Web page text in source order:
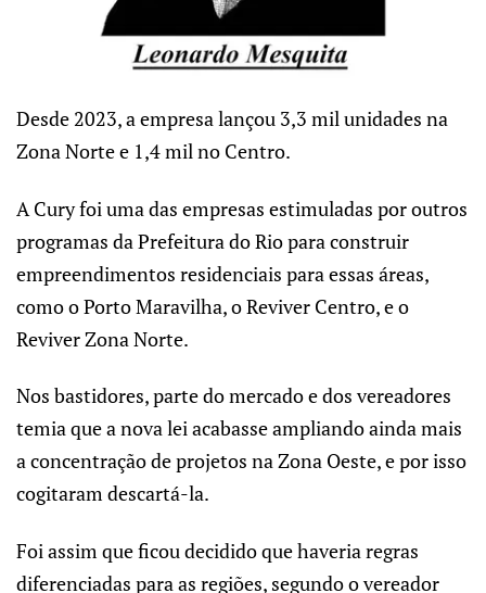
Desde 2023, a empresa lançou 3,3 mil unidades na
Zona Norte e 1,4 mil no Centro.
A Cury foi uma das empresas estimuladas por outros
programas da Prefeitura do Rio para construir
empreendimentos residenciais para essas áreas,
como o Porto Maravilha, o Reviver Centro, e o
Reviver Zona Norte.
Nos bastidores, parte do mercado e dos vereadores
temia que a nova lei acabasse ampliando ainda mais
a concentração de projetos na Zona Oeste, e por isso
cogitaram descartá-la.
Foi assim que ficou decidido que haveria regras
diferenciadas para as regiões, segundo o vereador